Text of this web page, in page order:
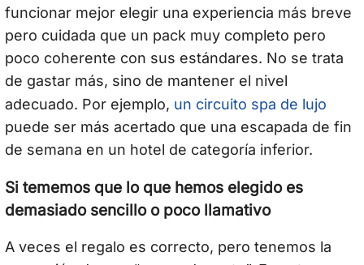
funcionar mejor elegir una experiencia más breve
pero cuidada que un pack muy completo pero
poco coherente con sus estándares. No se trata
de gastar más, sino de mantener el nivel
adecuado. Por ejemplo, un circuito spa de lujo
puede ser más acertado que una escapada de fin
de semana en un hotel de categoría inferior.
Si tememos que lo que hemos elegido es
demasiado sencillo o poco llamativo
A veces el regalo es correcto, pero tenemos la